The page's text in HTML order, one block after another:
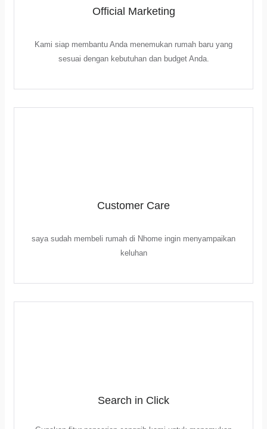
Official Marketing
Kami siap membantu Anda menemukan rumah baru yang
sesuai dengan kebutuhan dan budget Anda.
Customer Care
saya sudah membeli rumah di Nhome ingin menyampaikan
keluhan
Search in Click